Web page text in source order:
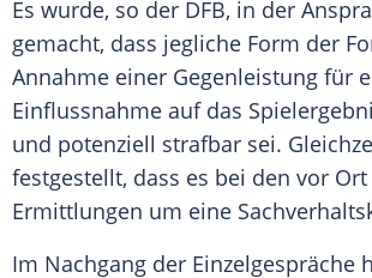
Es wurde, so der DFB, in der
gemacht, dass jegliche Form der
Annahme einer Gegenleistung für
Einflussnahme auf das
und potenziell strafbar sei.
festgestellt, dass es bei den vor
Ermittlungen um eine
Im Nachgang der Einzelgespräche